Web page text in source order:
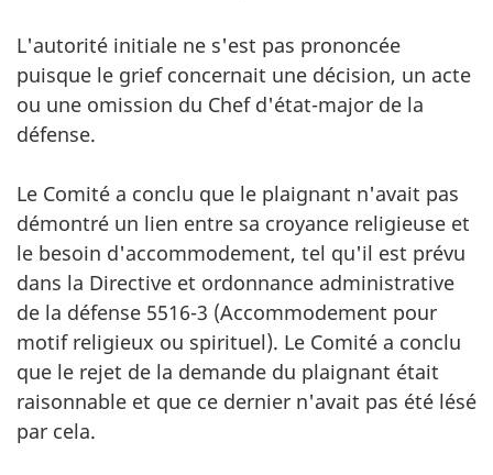
L'autorité initiale ne s'est pas prononcée
puisque le grief concernait une décision, un acte
ou une omission du Chef d'état-major de la
défense.
Le Comité a conclu que le plaignant n'avait pas
démontré un lien entre sa croyance religieuse et
le besoin d'accommodement, tel qu'il est prévu
dans la Directive et ordonnance administrative
de la défense 5516-3 (Accommodement pour
motif religieux ou spirituel). Le Comité a conclu
que le rejet de la demande du plaignant était
raisonnable et que ce dernier n'avait pas été lésé
par cela.